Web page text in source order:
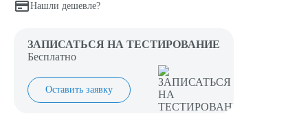
Нашли дешевле?
ЗАПИСАТЬСЯ НА ТЕСТИРОВАНИЕ
Бесплатно
Оставить заявку